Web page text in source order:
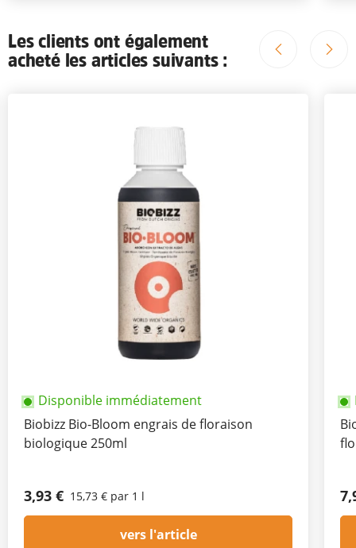
Les clients ont également
acheté les articles suivants :
Disponible immédiatement
Biobizz Bio-Bloom engrais de floraison
biologique 250ml
3,93 € 15,73 € par 1 l
vers l'article